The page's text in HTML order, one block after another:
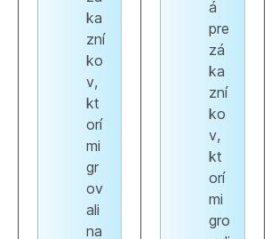
ka
zní
ko
v,
kt
orí
mi
gr
ov
ali
na
á
pre
zá
ka
zní
ko
v,
kt
orí
mi
gro